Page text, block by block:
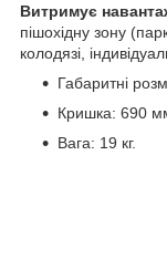
Витримує
пішохідну зону
колодязі,
Габаритні
Кришка: 690
Вага: 19 кг.